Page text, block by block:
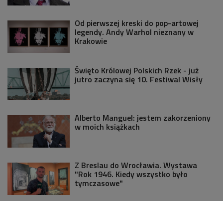
Od pierwszej kreski do pop-artowej
legendy. Andy Warhol nieznany w
Krakowie
Święto Królowej Polskich Rzek - już
jutro zaczyna się 10. Festiwal Wisły
Alberto Manguel: jestem zakorzeniony
w moich książkach
Z Breslau do Wrocławia. Wystawa
"Rok 1946. Kiedy wszystko było
tymczasowe"